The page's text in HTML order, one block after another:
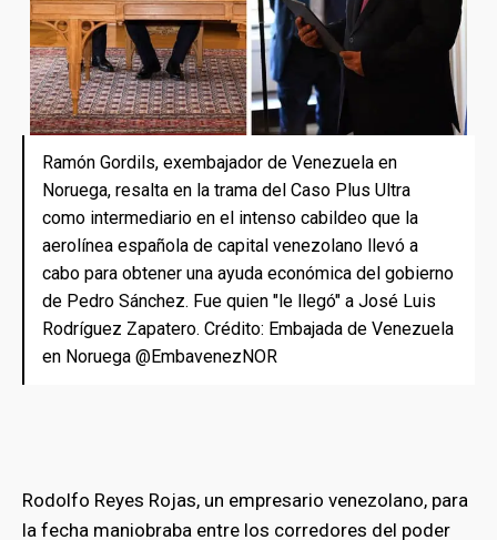
Ramón Gordils, exembajador de Venezuela en
Noruega, resalta en la trama del Caso Plus Ultra
como intermediario en el intenso cabildeo que la
aerolínea española de capital venezolano llevó a
cabo para obtener una ayuda económica del gobierno
de Pedro Sánchez. Fue quien "le llegó" a José Luis
Rodríguez Zapatero. Crédito: Embajada de Venezuela
en Noruega @EmbavenezNOR
Rodolfo Reyes Rojas, un empresario venezolano, para
la fecha maniobraba entre los corredores del poder